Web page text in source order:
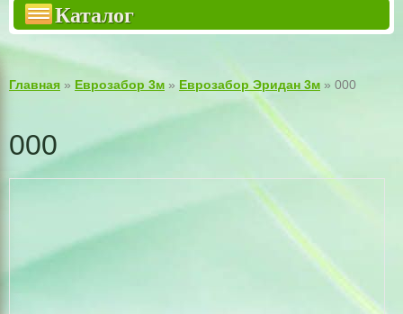
Каталог
Столбы для заборов
Тротуарная плитка
Тротуарные армоплиты
Главная » Еврозабор 3м » Еврозабор Эридан 3м » 000
000